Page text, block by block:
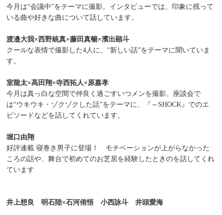
今月は“会議中”をテーマに撮影。インタビューでは、印象に残って
いる曲や好きな曲について話しています。
渡邉大我×西野統真×藤田真暢×濱出顕斗
クールな表情で撮影した4人に、“新しい話”をテーマに聞いていま
す。
室龍太×高田翔×寺西拓人×原嘉孝
今月は真っ白な空間で仲良く過ごすいつメンを撮影。座談会で
は“ウキウキ・ゾクゾクした話”をテーマに、『～SHOCK』でのエ
ピソードなどを話してくれています。
堀口由翔
好評連載 寝巻き男子に登場！ モチベーションが上がらなかった
ころの話や、舞台で初めてのお芝居を経験したときのを話してくれ
ています
井上想良 明石陸×石河侑悟 小西詠斗 井頭愛海